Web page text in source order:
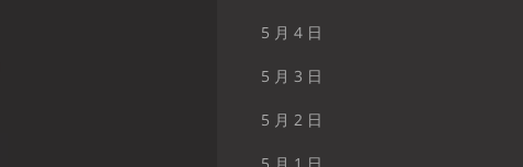
5 月 4 日
5 月 3 日
5 月 2 日